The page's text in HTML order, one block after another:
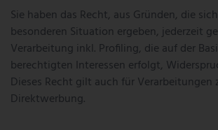
Sie haben das Recht, aus Gründen, die
besonderen Situation ergeben, jederzeit
Verarbeitung inkl. Profiling, die auf der
berechtigten Interessen erfolgt,
Dieses Recht gilt auch für Verarbeitungen
Direktwerbung.